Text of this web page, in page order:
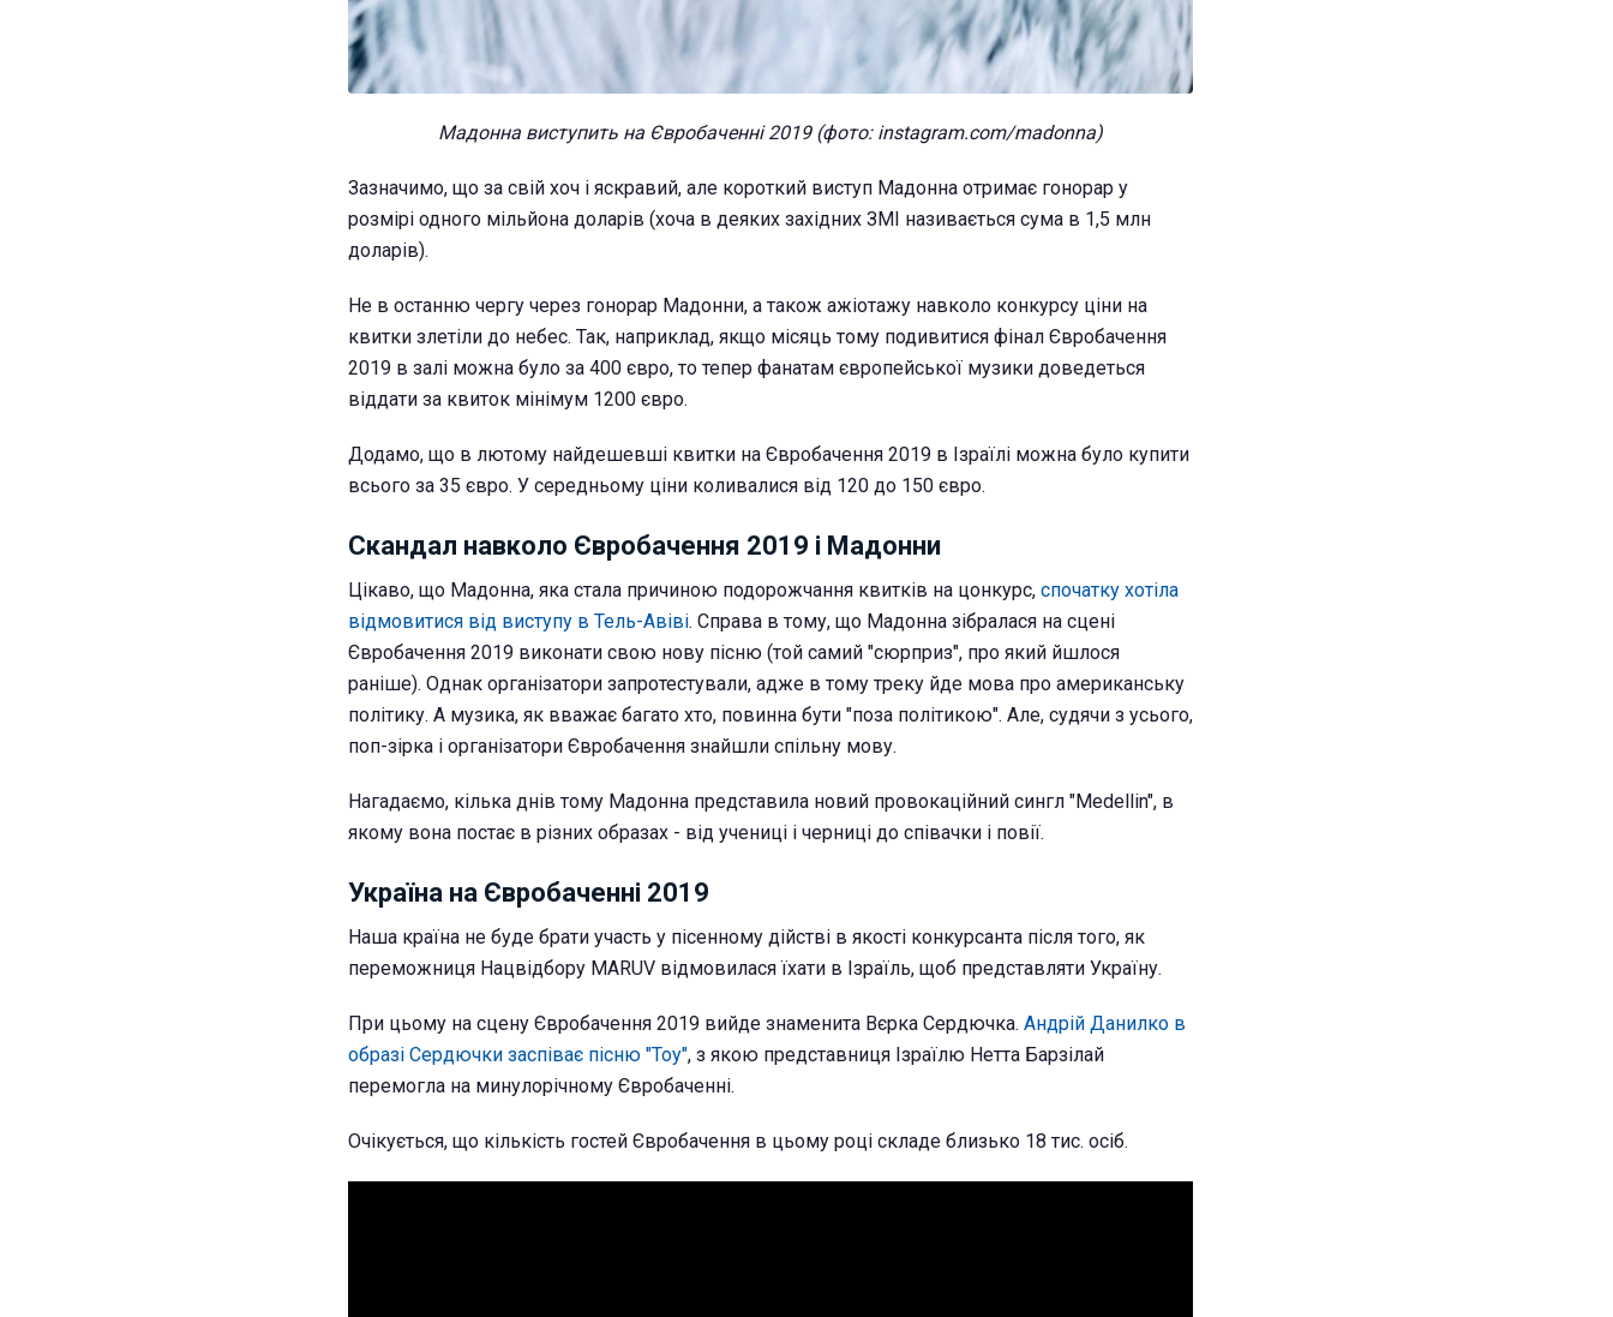
Мадонна виступить на Євробаченні 2019 (фото: instagram.com/madonna)
Зазначимо, що за свій хоч і яскравий, але короткий виступ Мадонна отримає гонорар у
розмірі одного мільйона доларів (хоча в деяких західних ЗМІ називається сума в 1,5 млн
доларів).
Не в останню чергу через гонорар Мадонни, а також ажіотажу навколо конкурсу ціни на
квитки злетіли до небес. Так, наприклад, якщо місяць тому подивитися фінал Євробачення
2019 в залі можна було за 400 євро, то тепер фанатам європейської музики доведеться
віддати за квиток мінімум 1200 євро.
Додамо, що в лютому найдешевші квитки на Євробачення 2019 в Ізраїлі можна було купити
всього за 35 євро. У середньому ціни коливалися від 120 до 150 євро.
Скандал навколо Євробачення 2019 і Мадонни
Цікаво, що Мадонна, яка стала причиною подорожчання квитків на цонкурс, спочатку хотіла
відмовитися від виступу в Тель-Авіві. Справа в тому, що Мадонна зібралася на сцені
Євробачення 2019 виконати свою нову пісню (той самий "сюрприз", про який йшлося
раніше). Однак організатори запротестували, адже в тому треку йде мова про американську
політику. А музика, як вважає багато хто, повинна бути "поза політикою". Але, судячи з усього,
поп-зірка і організатори Євробачення знайшли спільну мову.
Нагадаємо, кілька днів тому Мадонна представила новий провокаційний сингл "Medellin", в
якому вона постає в різних образах - від учениці і черниці до співачки і повії.
Україна на Євробаченні 2019
Наша країна не буде брати участь у пісенному дійстві в якості конкурсанта після того, як
переможниця Нацвідбору MARUV відмовилася їхати в Ізраїль, щоб представляти Україну.
При цьому на сцену Євробачення 2019 вийде знаменита Вєрка Сердючка. Андрій Данилко в
образі Сердючки заспіває пісню "Toy", з якою представниця Ізраїлю Нетта Барзілай
перемогла на минулорічному Євробаченні.
Очікується, що кількість гостей Євробачення в цьому році складе близько 18 тис. осіб.